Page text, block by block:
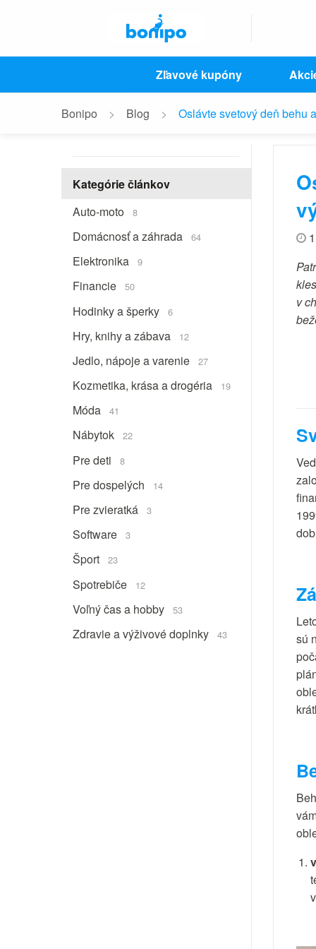
Zľavové kupóny
Bonipo Blog Oslávte svetový deň behu
Kategórie článkov
Auto-moto
8
Domácnosť a záhrada 64
Elektronika 9
Financie 50
Hodinky a šperky 6
Hry, knihy a zábava 12
Jedlo, nápoje a varenie 27
Kozmetika, krása a drogéria 19
Móda 41
Nábytok 22
Pre deti 8
Pre dospelých 14
Pre zvieratká 3
Software 3
Šport 23
Spotrebiče 12
Voľný čas a hobby 53
Zdravie a výživové doplnky 43
v
sú